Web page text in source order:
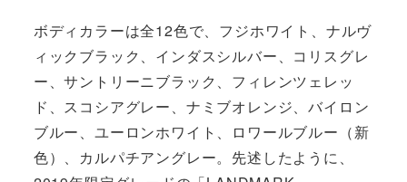
ボディカラーは全12色で、フジホワイト、ナルヴ
ィックブラック、インダスシルバー、コリスグレ
ー、サントリーニブラック、フィレンツェレッ
ド、スコシアグレー、ナミブオレンジ、バイロン
ブルー、ユーロンホワイト、ロワールブルー（新
色）、カルパチアングレー。先述したように、